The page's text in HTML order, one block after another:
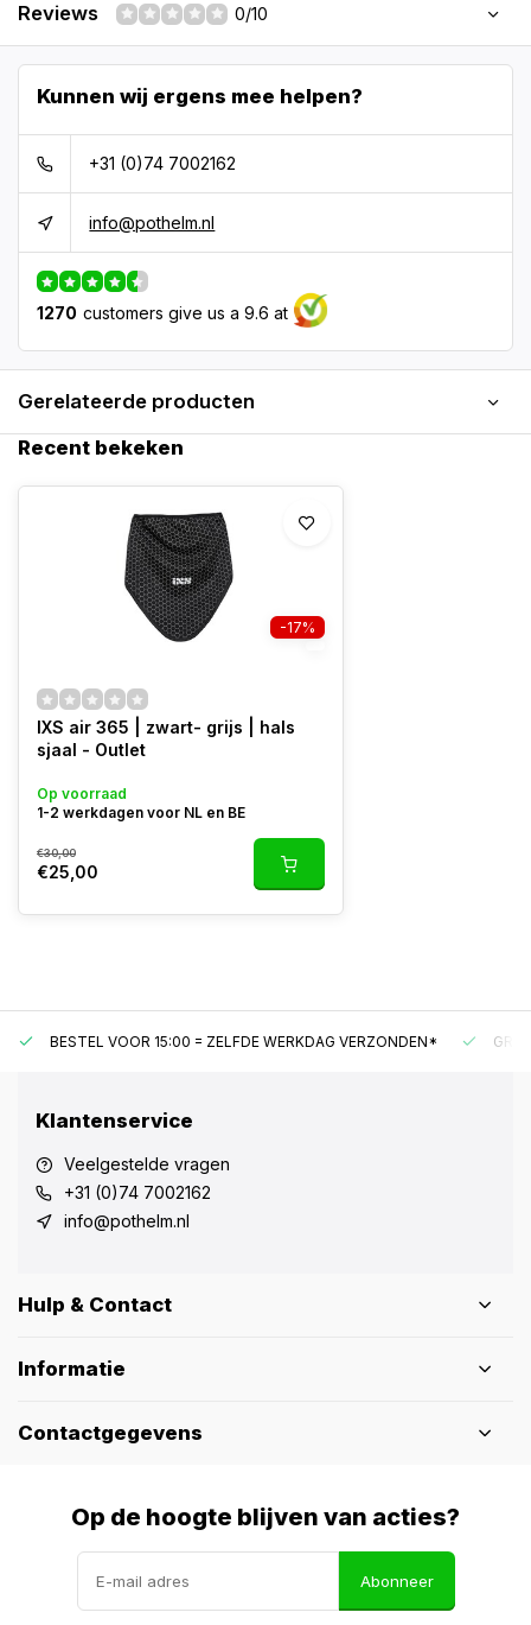
Reviews 0/10
Kunnen wij ergens mee helpen?
+31 (0)74 7002162
info@pothelm.nl
1270 customers give us a 9.6 at
Gerelateerde producten
Recent bekeken
-17%
IXS air 365 | zwart- grijs | hals
sjaal - Outlet
Op voorraad
1-2 werkdagen voor NL en BE
€30,00
€25,00
BESTEL VOOR 15:00 = ZELFDE WERKDAG VERZONDEN*
Klantenservice
Veelgestelde vragen
+31 (0)74 7002162
info@pothelm.nl
Hulp & Contact
Informatie
Contactgegevens
Op de hoogte blijven van acties?
Abonneer